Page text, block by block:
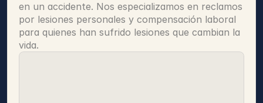
en un accidente. Nos especializamos en reclamos
por lesiones personales y compensación laboral
para quienes han sufrido lesiones que cambian la
vida.